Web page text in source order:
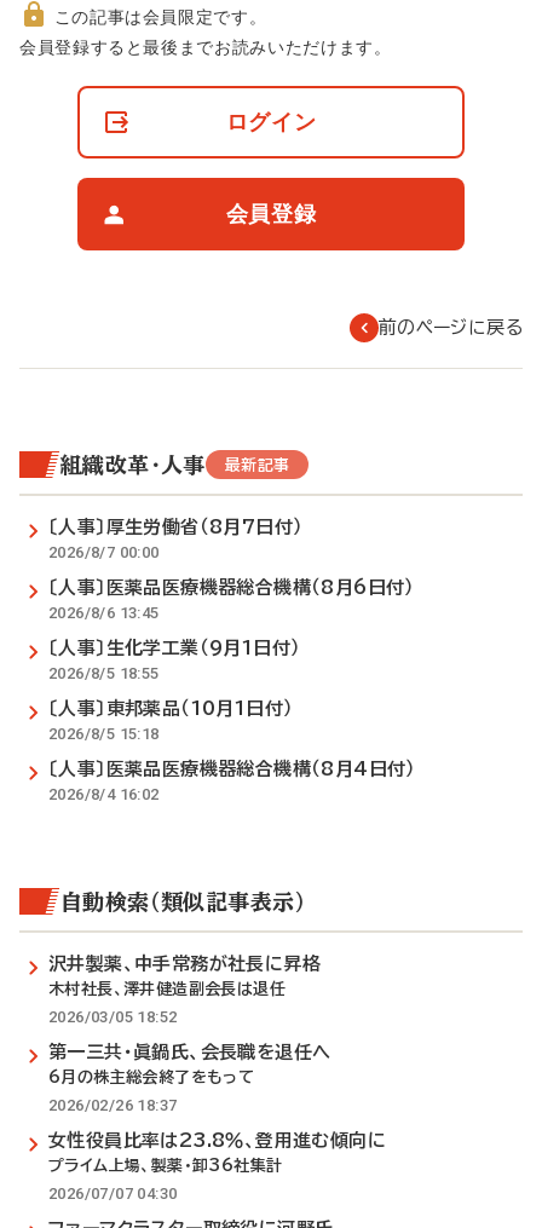
非
この記事は会員限定です。
会員登録すると最後までお読みいただけます。
ログイン
会員登録
前のページに戻る
組織改革・人事 最新記事
〔人事〕厚生労働省（8月7日付）
2026/8/7 00:00
〔人事〕医薬品医療機器総合機構（8月6日付）
2026/8/6 13:45
〔人事〕生化学工業（9月1日付）
2026/8/5 18:55
〔人事〕東邦薬品（10月1日付）
2026/8/5 15:18
〔人事〕医薬品医療機器総合機構（8月4日付）
2026/8/4 16:02
自動検索（類似記事表示）
沢井製薬、中手常務が社長に昇格
木村社長、澤井健造副会長は退任
2026/03/05 18:52
第一三共・眞鍋氏、会長職を退任へ
6月の株主総会終了をもって
2026/02/26 18:37
女性役員比率は23.8％、登用進む傾向に
プライム上場、製薬・卸36社集計
2026/07/07 04:30